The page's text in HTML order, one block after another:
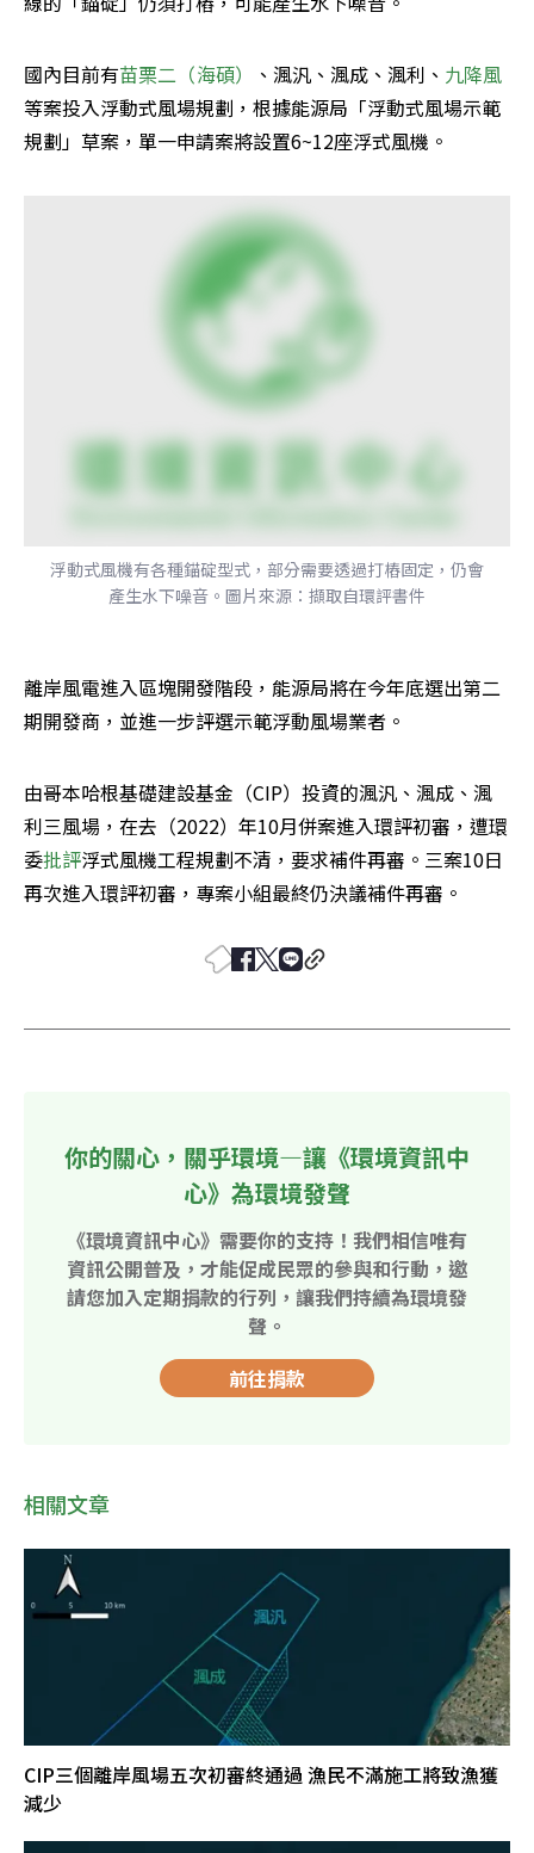
國內目前有苗栗二（海碩） 、渢汎、渢成、渢利、 九降風
等案投入浮動式風場規劃，根據能源局「浮動式風場示範
規劃」草案，單一申請案將設置6~12座浮式風機。
浮動式風機有各種錨碇型式，部分需要透過打樁固定，仍會
產生水下噪音。圖片來源：擷取自環評書件
離岸風電進入區塊開發階段，能源局將在今年底選出第二
期開發商，並進一步評選示範浮動風場業者。
由哥本哈根基礎建設基金（CIP）投資的渢汎、渢成、渢
利三風場，在去（2022）年10月併案進入環評初審，遭環
委批評浮式風機工程規劃不清，要求補件再審。三案10日
再次進入環評初審，專案小組最終仍決議補件再審。
你的關心，關乎環境—讓《環境資訊中
心》為環境發聲
《環境資訊中心》需要你的支持！我們相信唯有
資訊公開普及，才能促成民眾的參與和行動，邀
請您加入定期捐款的行列，讓我們持續為環境發
聲。
前往捐款
相關文章
CIP三個離岸風場五次初審終通過 漁民不滿施工將致漁獲
減少